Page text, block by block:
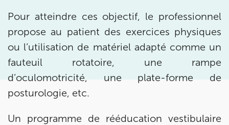
Pour atteindre ces objectif, le professionnel
propose au patient des exercices physiques
ou l’utilisation de matériel adapté comme un
fauteuil rotatoire, une rampe
d’oculomotricité, une plate-forme de
posturologie, etc.
Un programme de rééducation vestibulaire
01 83 96 48 65
Prenez RDV sur
Prenez RDV sur
IK VANVES
5 Rue Monge 92170 Vanves
01 46 44 33 92